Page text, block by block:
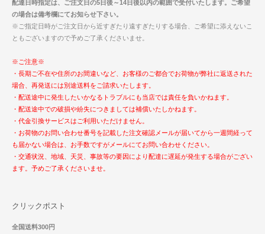
配達日時指定は、ご注文日の5日後～14日後以内の範囲で受付いたします。ご希望
の場合は備考欄にてお知らせ下さい。
※ご指定日時がご注文日から近すぎたり遠すぎたりする場合、ご希望に添えないこ
ともございますので予めご了承くださいませ。
※ご注意※
・長期ご不在や住所のお間違いなど、お客様のご都合でお荷物が弊社に返送された
場合、再発送には別途送料をご請求いたします。
・配送途中に発生したいかなるトラブルにも当店では責任を負いかねます。
・配送途中での破損や紛失につきましては補償いたしかねます。
・代金引換サービスはご利用いただけません。
・お荷物のお問い合わせ番号を記載した注文確認メールが届いてから一週間経って
も届かない場合は、お手数ですがメールにてお問い合わせください。
・交通状況、地域、天災、事故等の要因により配達に遅延が発生する場合がござい
ます。予めご了承くださいませ。
クリックポスト
全国送料300円